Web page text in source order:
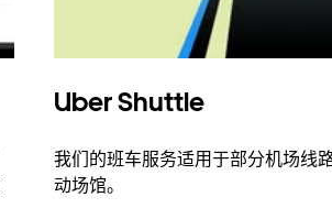
Uber Shuttle
我们的班车服务适用于部分机场线
动场馆。